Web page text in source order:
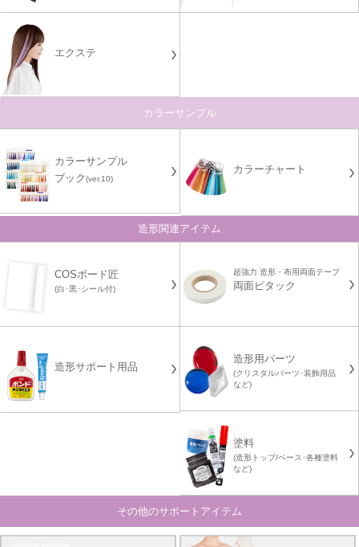
エクステ
カラーサンプル
カラーサンプル
ブック(ver.10)
カラーチャート
造形関連アイテム
COSボード匠
(白･黒･シール付)
超強力 造形・布用両面テープ
両面ピタック
造形サポート用品
造形用パーツ
(クリスタルパーツ･装飾用品
など)
塗料
(造形トップ/ベース･各種塗料
など)
その他のサポートアイテム